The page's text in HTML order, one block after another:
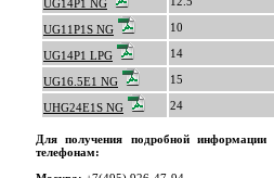
UG14P1 NG
UG11P1S NG 10
UG14P1 LPG 14
UG16.5E1 NG 15
UHG24E1S NG 24
Для получения подробной
телефонам: